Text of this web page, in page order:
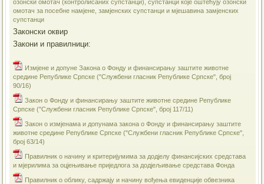
озонски омотач (контролисаних супстанци), супстанци које оштећују озонски
омотач за посебне намјене, замјенских супстанци и мјешавина замјенских
супстанци
Законски оквир
Закони и правилници:
Измјенe и допуне Закона о Фонду и финансирању заштите животне
средине Републике Српске ("Службени гласник Републике Српске", број
90/16)
Закон о Фонду и финансирању заштите животне средине Републике
Српске ("Службени гласник Републике Српске", број 117/11)
Закон о измјенама и допунама закона о Фонду и финансирању заштите
животне средине Републике Српске ("Службени гласник Републике Српске",
број 63/14)
Правилник о начину и критеријумима за додјелу финансијских средстава
и мјерилима за оцјењивање приједлога за додјељивање средстава Фонда
Правилник о облику, садржају и начину вођења евиденције обвезника